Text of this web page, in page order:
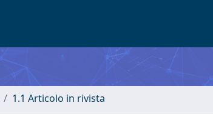
1.1 Articolo in rivista